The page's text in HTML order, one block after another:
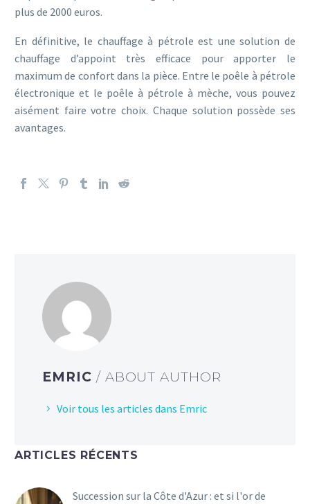
plus de 2000 euros.
En définitive, le chauffage à pétrole est une solution de
chauffage d’appoint très efficace pour apporter le
maximum de confort dans la pièce. Entre le poêle à pétrole
électronique et le poêle à pétrole à mèche, vous pouvez
aisément faire votre choix. Chaque solution possède ses
avantages.
EMRIC / ABOUT AUTHOR
Voir tous les articles dans Emric
ARTICLES RÉCENTS
Succession sur la Côte d'Azur : et si l'or de